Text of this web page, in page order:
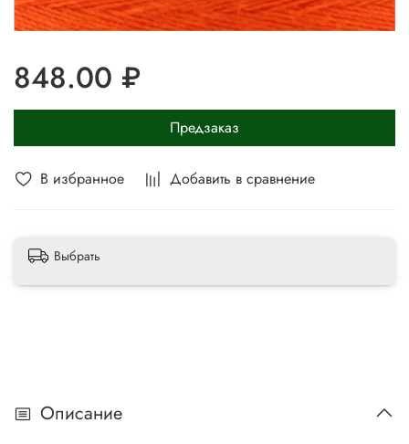
В избранное Добавить в сравнение
848.00 ₽
Предзаказ
Выбрать
Описание